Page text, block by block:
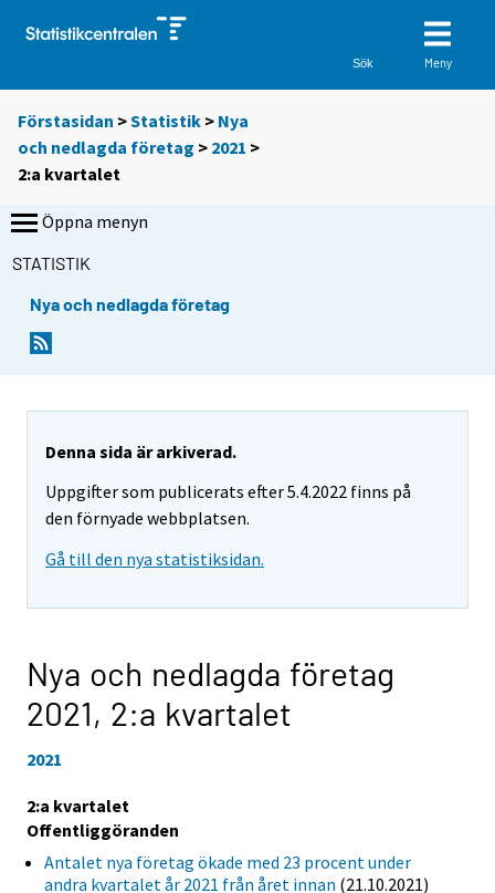
Sök Meny
Förstasidan >Statistik > Nya
och nedlagda företag > 2021 >
2:a kvartalet
Öppna menyn
STATISTIK
Nya och nedlagda företag
Denna sida är arkiverad.
Uppgifter som publicerats efter 5.4.2022 finns på
den förnyade webbplatsen.
Gå till den nya statistiksidan.
Nya och nedlagda företag
2021, 2:a kvartalet
2021
2:a kvartalet
Offentliggöranden
Antalet nya företag ökade med 23 procent under
andra kvartalet år 2021 från året innan (21.10.2021)